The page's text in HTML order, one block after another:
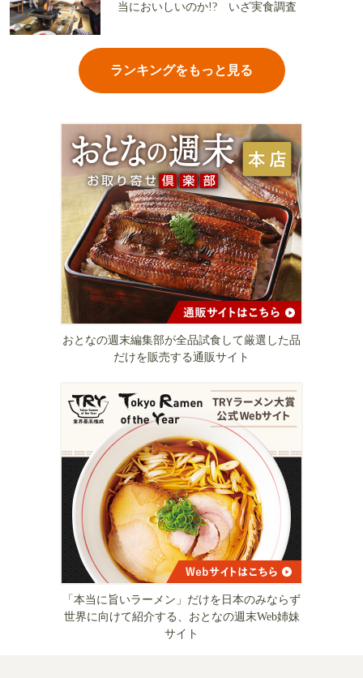
当においしいのか!? いざ実食調査
ランキングをもっと見る
おとなの週末編集部が全品試食して厳選した品
だけを販売する通販サイト
「本当に旨いラーメン」だけを日本のみならず
世界に向けて紹介する、おとなの週末Web姉妹
サイト